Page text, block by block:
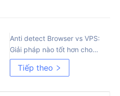
Anti detect Browser vs VPS:
Giải pháp nào tốt hơn cho
thương mại điện tử xuyên
biên giới?
Tiếp theo